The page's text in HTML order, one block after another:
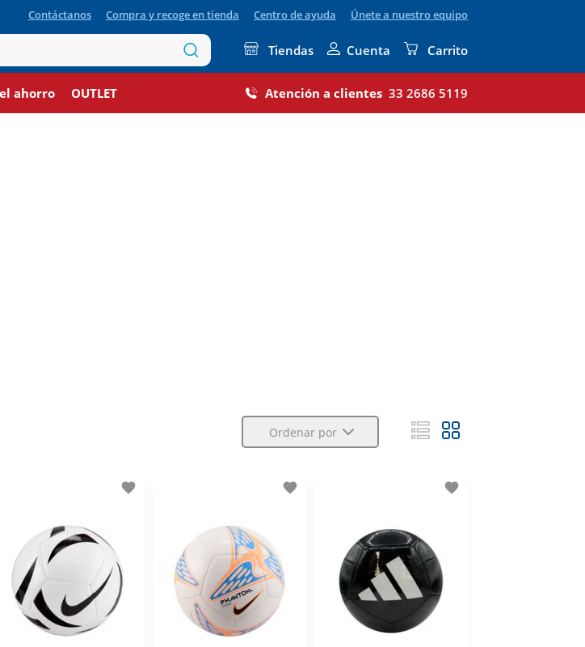
Contáctanos Compra y recoge en tienda Centro de ayuda Únete a nuestro equipo
Tiendas Cuenta Carrito
ahorro OUTLET Atención a clientes 33 2686 5119
Ordenar por
favorite favorite favorite